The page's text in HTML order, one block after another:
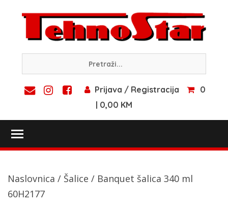
content
Prijava / Registracija
0
| 0,00 KM
Naslovnica / Šalice / Banquet šalica 340 ml
60H2177